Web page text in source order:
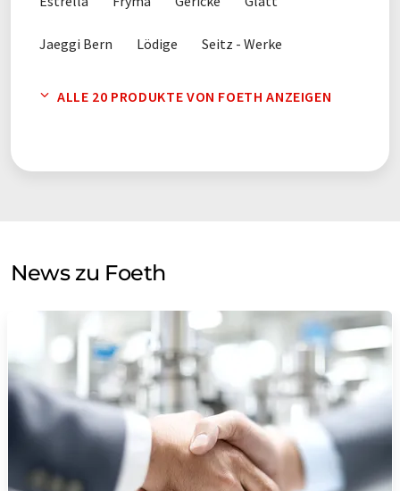
Jaeggi Bern Lödige Seitz - Werke
ALLE 20 PRODUKTE VON FOETH ANZEIGEN
News zu Foeth